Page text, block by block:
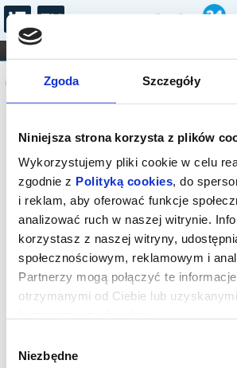
Zgoda Szczegóły
Niniejsza strona korzysta z plików
Wykorzystujemy pliki cookie w celu
zgodnie z Polityką cookies, do
i reklam, aby oferować funkcje
analizować ruch w naszej witrynie.
korzystasz z naszej witryny,
społecznościowym, reklamowym i
Partnerzy mogą połączyć te
otrzymanymi od Ciebie lub
zgody
Niezbędne
FILHARMONIA OPERA I BALET
DLA DZIECI
Komunikat
Sprzedaż biletów on-line na
została zakończona.